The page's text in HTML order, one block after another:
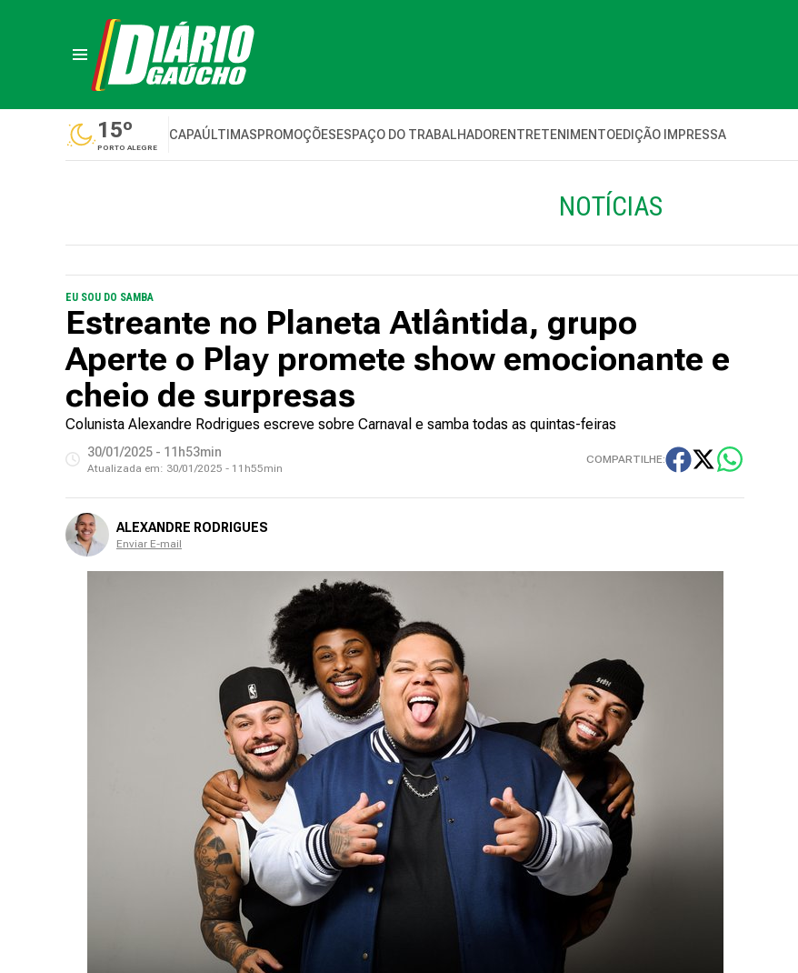
15º
PORTO ALEGRE
CAPAÚLTIMASPROMOÇÕESESPAÇO DO TRABALHADORENTRETENIMENTOEDIÇÃO IMPRESSA
NOTÍCIAS
EU SOU DO SAMBA
Estreante no Planeta Atlântida, grupo
Aperte o Play promete show emocionante e
cheio de surpresas
Colunista Alexandre Rodrigues escreve sobre Carnaval e samba todas as quintas-feiras
30/01/2025 - 11h53min
Atualizada em: 30/01/2025 - 11h55min
COMPARTILHE:
ALEXANDRE RODRIGUES
Enviar E-mail